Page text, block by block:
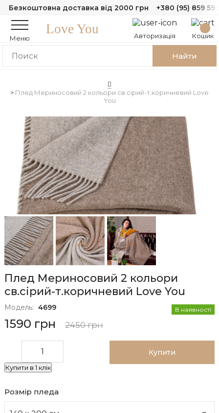
Безкоштовна доставка від 2000 грн +380 (95) 859 59
Меню
Love You Авторизація Кошик
Найти
Плед Мериносовий 2 кольори св.сірий-т.коричневий Love
You
Плед Мериносовий 2 кольори
св.сірий-т.коричневий Love You
Модель: 4699 В наявності
1590 грн 2450 грн
Купити
Купити в 1 клік
Розмір пледа